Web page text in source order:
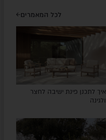
לכל המאמרים
איך לתכנן פינת ישיבה לחצר
ולגינה